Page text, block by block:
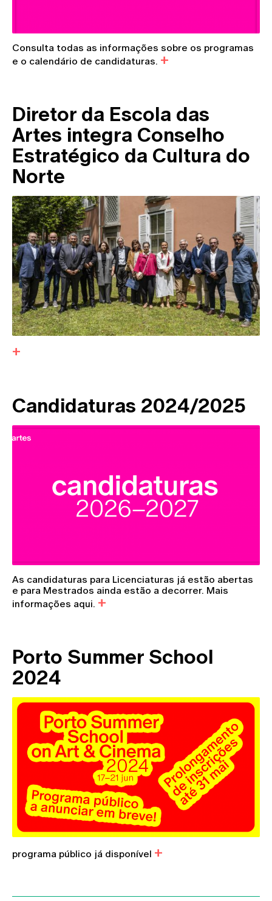
Consulta todas as informações sobre os programas
e o calendário de candidaturas.
Diretor da Escola das
Artes integra Conselho
Estratégico da Cultura do
Norte
Candidaturas 2024/2025
As candidaturas para Licenciaturas já estão abertas
e para Mestrados ainda estão a decorrer. Mais
informações aqui.
Porto Summer School
2024
programa público já disponível